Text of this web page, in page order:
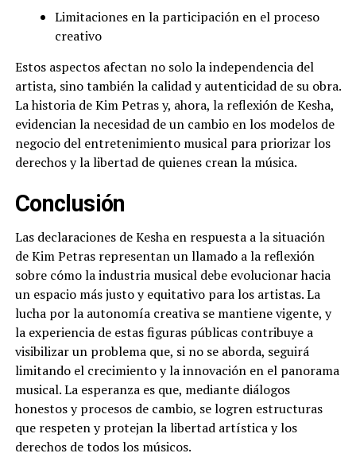
Limitaciones en la participación en el proceso
creativo
Estos aspectos afectan no solo la independencia del
artista, sino también la calidad y autenticidad de su obra.
La historia de Kim Petras y, ahora, la reflexión de Kesha,
evidencian la necesidad de un cambio en los modelos de
negocio del entretenimiento musical para priorizar los
derechos y la libertad de quienes crean la música.
Conclusión
Las declaraciones de Kesha en respuesta a la situación
de Kim Petras representan un llamado a la reflexión
sobre cómo la industria musical debe evolucionar hacia
un espacio más justo y equitativo para los artistas. La
lucha por la autonomía creativa se mantiene vigente, y
la experiencia de estas figuras públicas contribuye a
visibilizar un problema que, si no se aborda, seguirá
limitando el crecimiento y la innovación en el panorama
musical. La esperanza es que, mediante diálogos
honestos y procesos de cambio, se logren estructuras
que respeten y protejan la libertad artística y los
derechos de todos los músicos.